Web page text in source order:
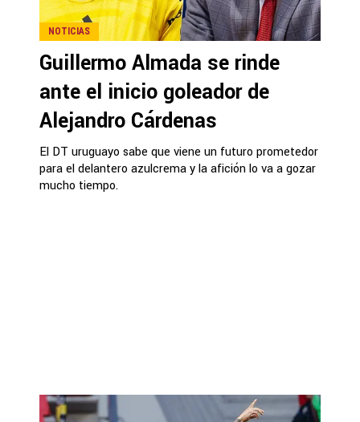
NOTICIAS
Guillermo Almada se rinde
ante el inicio goleador de
Alejandro Cárdenas
El DT uruguayo sabe que viene un futuro prometedor
para el delantero azulcrema y la afición lo va a gozar
mucho tiempo.